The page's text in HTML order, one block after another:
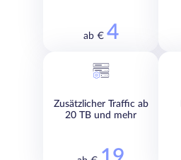
ab € 4
Zusätzlicher Traffic ab
20 TB und mehr